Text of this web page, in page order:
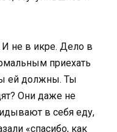
не в икре. Дело в
приехать
ей должны. Ты
Они даже не
в себя еду,
«спасибо, как